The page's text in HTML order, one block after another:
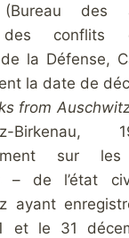
(Bureau des
conflits
la Défense,
la date de
from
sur
– de l’état
ayant
et le 31